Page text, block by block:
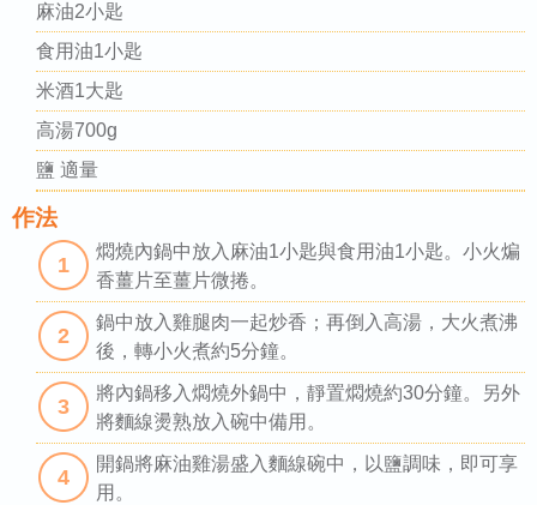
麻油2小匙
食用油1小匙
米酒1大匙
高湯700g
鹽 適量
作法
1
燜燒內鍋中放入麻油1小匙與食用油1小匙。小火煸
香薑片至薑片微捲。
2
鍋中放入雞腿肉一起炒香；再倒入高湯，大火煮沸
後，轉小火煮約5分鐘。
3
將內鍋移入燜燒外鍋中，靜置燜燒約30分鐘。另外
將麵線燙熟放入碗中備用。
4
開鍋將麻油雞湯盛入麵線碗中，以鹽調味，即可享
用。